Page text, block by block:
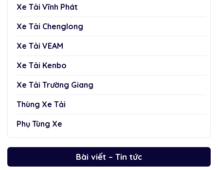
Xe Tải Vĩnh Phát
Xe Tải Chenglong
Xe Tải VEAM
Xe Tải Kenbo
Xe Tải Trường Giang
Thùng Xe Tải
Phụ Tùng Xe
Bài viết – Tin tức